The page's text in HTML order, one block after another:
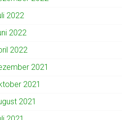
2022
2022
2022
2021
2021
2021